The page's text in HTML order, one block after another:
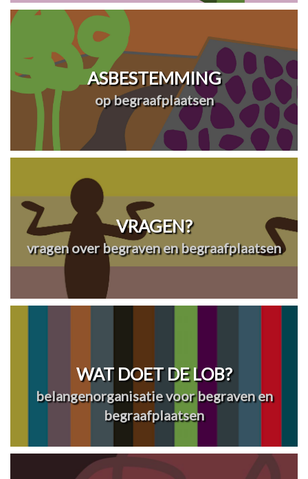
ASBESTEMMING
op begraafplaatsen
VRAGEN?
vragen over begraven en begraafplaatsen
WAT DOET DE LOB?
belangenorganisatie voor begraven en
begraafplaatsen